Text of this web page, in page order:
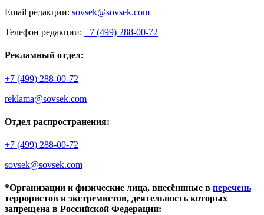
Email редакции: sovsek@sovsek.com
Телефон редакции: +7 (499) 288-00-72
Рекламный отдел:
+7 (499) 288-00-72
reklama@sovsek.com
Отдел распространения:
+7 (499) 288-00-72
sovsek@sovsek.com
*Организации и физические лица, внесённные в перечень
террористов и экстремистов, деятельность которых
запрещена в Российской Федерации: